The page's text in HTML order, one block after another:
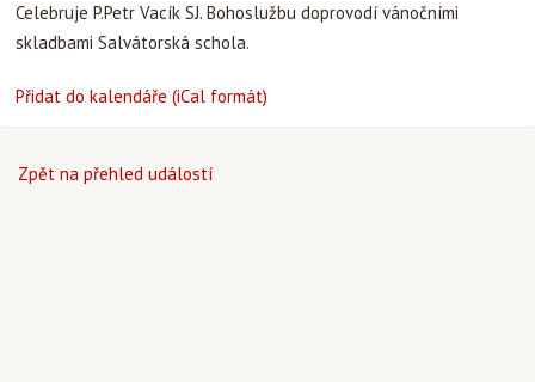
Celebruje P.Petr Vacík SJ. Bohoslužbu doprovodí vánočními
skladbami Salvátorská schola.
Přidat do kalendáře (iCal formát)
Zpět na přehled událostí